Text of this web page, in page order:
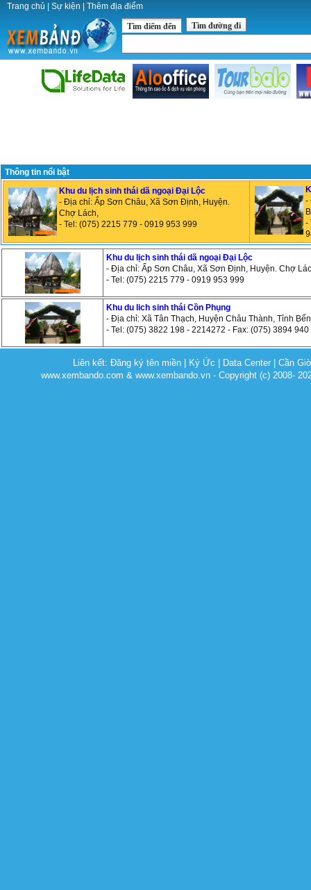
Trang chủ Sự kiện Thêm địa điểm
Tìm điểm đến Tìm đường đi
Thông tin nổi bật
Khu du lịch sinh thái dã ngoại Đại Lộc
- Địa chỉ: Ấp Sơn Châu, Xã Sơn Định, Huyện.
Chợ Lách,
- Tel: (075) 2215 779 - 0919 953 999
-
-
Khu du lịch sinh thái dã ngoại Đại Lộc
- Địa chỉ: Ấp Sơn Châu, Xã Sơn Định, Huyện. Chợ
- Tel: (075) 2215 779 - 0919 953 999
Khu du lich sinh thái Cồn Phụng
- Địa chỉ: Xã Tân Thạch, Huyện Châu Thành, Tỉnh
- Tel: (075) 3822 198 - 2214272 - Fax: (075) 3894 940
Liên kết:Đăng ký tên miền Ký Ức Data Center |Cần
www.xembando.com & www.xembando.vn - Copyright (c) 2008-